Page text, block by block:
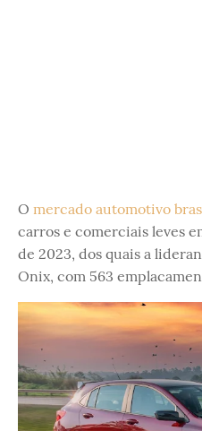
O mercado automotivo
carros e comerciais leves
de 2023, dos quais a
Onix, com 563